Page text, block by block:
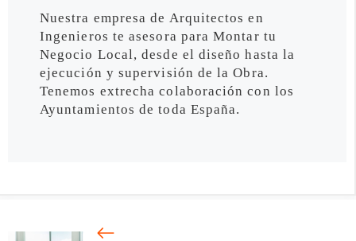
Nuestra empresa de Arquitectos en
Ingenieros te asesora para Montar tu
Negocio Local, desde el diseño hasta la
ejecución y supervisión de la Obra.
Tenemos extrecha colaboración con los
Ayuntamientos de toda España.